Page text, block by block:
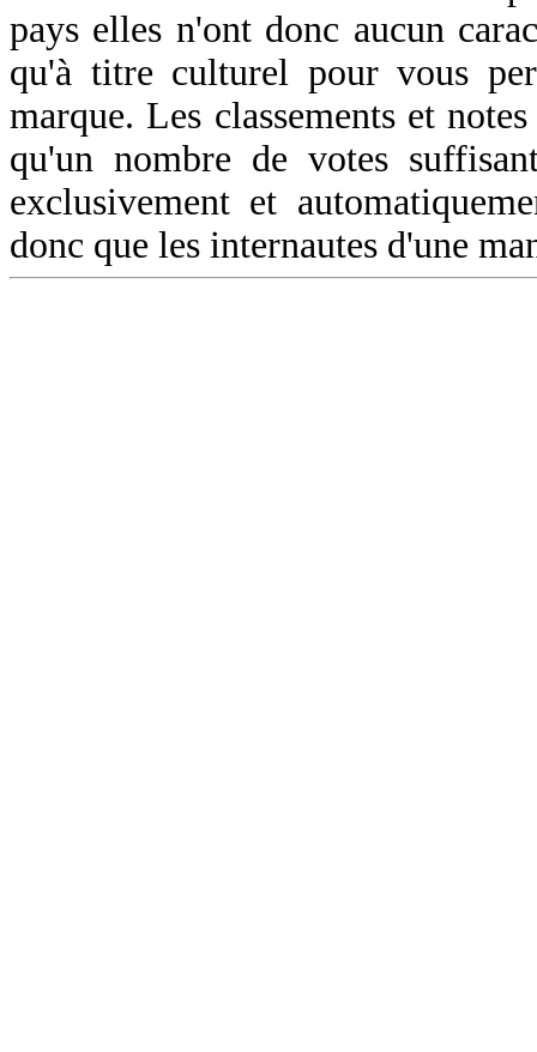
pays elles n'ont donc aucun
qu'à titre culturel pour vous
marque. Les classements et
qu'un nombre de votes
exclusivement et
donc que les internautes d'une